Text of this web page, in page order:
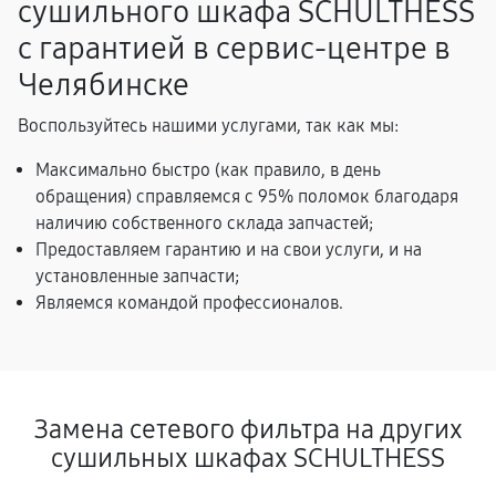
сушильного шкафа SCHULTHESS
с гарантией в сервис-центре в
Челябинске
Воспользуйтесь нашими услугами, так как мы:
Максимально быстро (как правило, в день
обращения) справляемся с 95% поломок благодаря
наличию собственного склада запчастей;
Предоставляем гарантию и на свои услуги, и на
установленные запчасти;
Являемся командой профессионалов.
Замена сетевого фильтра на других
сушильных шкафах SCHULTHESS